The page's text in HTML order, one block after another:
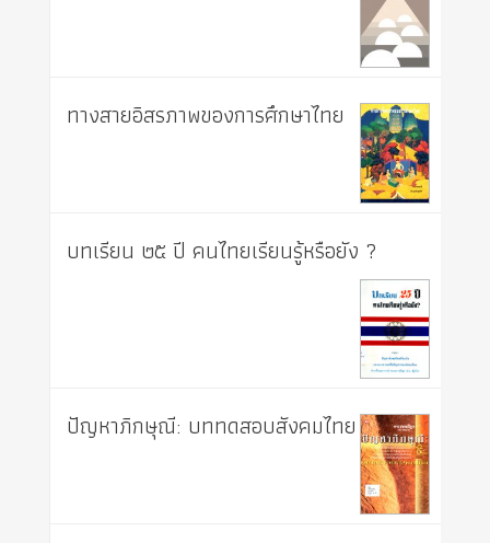
ทางสายอิสรภาพของการศึกษาไทย
บทเรียน ๒๕ ปี คนไทยเรียนรู้หรือยัง ?
ปัญหาภิกษุณี: บททดสอบสังคมไทย